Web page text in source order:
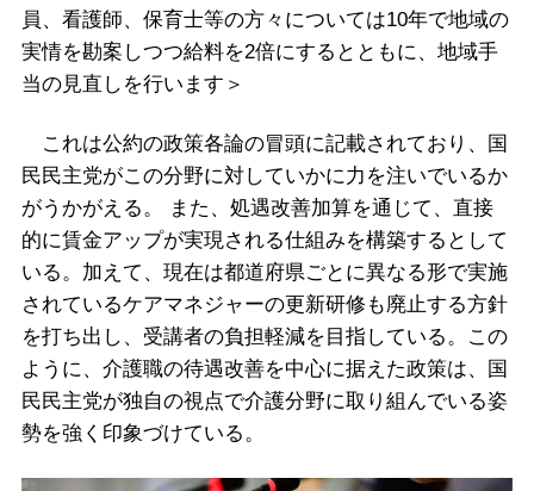
員、看護師、保育士等の方々については10年で地域の
実情を勘案しつつ給料を2倍にするとともに、地域手
当の見直しを行います＞
これは公約の政策各論の冒頭に記載されており、国
民民主党がこの分野に対していかに力を注いでいるか
がうかがえる。 また、処遇改善加算を通じて、直接
的に賃金アップが実現される仕組みを構築するとして
いる。加えて、現在は都道府県ごとに異なる形で実施
されているケアマネジャーの更新研修も廃止する方針
を打ち出し、受講者の負担軽減を目指している。この
ように、介護職の待遇改善を中心に据えた政策は、国
民民主党が独自の視点で介護分野に取り組んでいる姿
勢を強く印象づけている。